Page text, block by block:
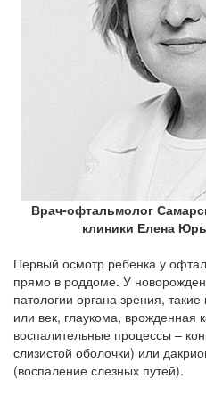
Врач-офтальмолог
клиники Елена
Первый осмотр ребенка у
прямо в роддоме. У
патологии органа зрения,
или век, глаукома, врожденная
воспалительные процессы –
слизистой оболочки) или
(воспаление слезных путей).